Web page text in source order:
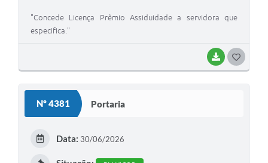
BAIXAR
"Concede Licença Prêmio Assiduidade a servidora que
especifica."
Nº 4381 Portaria
Data: 30/06/2026